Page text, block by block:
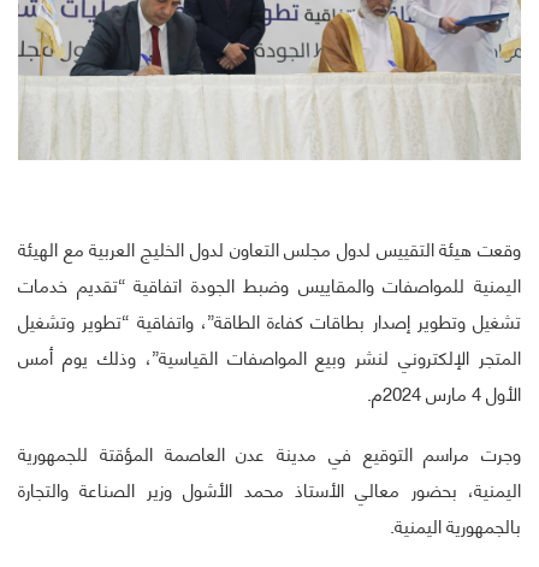
وقعت هيئة التقييس لدول مجلس التعاون لدول الخليج العربية مع الهيئة
اليمنية للمواصفات والمقاييس وضبط الجودة اتفاقية “تقديم خدمات
تشغيل وتطوير إصدار بطاقات كفاءة الطاقة”، واتفاقية “تطوير وتشغيل
المتجر الإلكتروني لنشر وبيع المواصفات القياسية”، وذلك يوم أمس
الأول 4 مارس 2024م.
وجرت مراسم التوقيع في مدينة عدن العاصمة المؤقتة للجمهورية
اليمنية، بحضور معالي الأستاذ محمد الأشول وزير الصناعة والتجارة
بالجمهورية اليمنية.